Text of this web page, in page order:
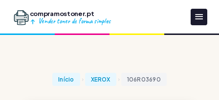
compramostoner.pt
Vender toner de forma simples
Início XEROX 106R03690